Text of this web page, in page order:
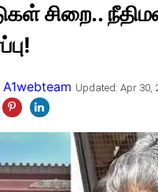
சிறை..
Updated: Apr 30,